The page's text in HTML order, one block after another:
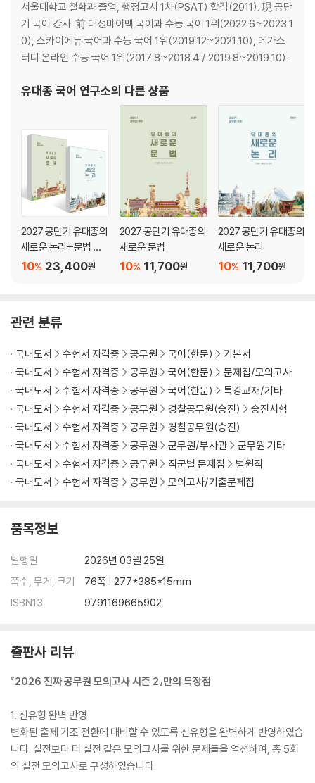
서울대학교 철학과 졸업, 행정고시 1차(PSAT) 합격(2011). 現 공단
기 국어 강사. 前 대성마이맥 국어과 수능 국어 1위(2022.6~2023.1
0), 스카이에듀 국어과 수능 국어 1위(2019.12~2021.10), 메가스
터디 온라인 수능 국어 1위(2017.8~2018.4 / 2019.8~2019.10).
유대종 국어 연구소의 다른 상품
2027 공단기 유대종의
새로운 논리+문법 세
트
23,400원
10%
2027 공단기 유대종의
새로운 문법
11,700원
10%
2027 공단기 유대종의
새로운 논리
11,700원
10%
관련 분류
국내도서 수험서 자격증 공무원 국어(한문)
기본서
국내도서
수험서 자격증 공무원 국어(한문)
문제집/모의고사
국내도서
수험서 자격증 공무원 국어(한문)
특강교재/기타
국내도서
수험서 자격증 공무원 경찰공무원(승진)
승진시험
국내도서
수험서 자격증 공무원
경찰공무원(승진)
국내도서
수험서 자격증 공무원 군무원/부사관
군무원 기타
국내도서
수험서 자격증 공무원 직군별 문제집
법원직
국내도서
수험서 자격증 공무원 모의고사/기출문제집
품목정보
발행일
2026년 03월 25일
쪽수, 무게, 크기
76쪽 | 277*385*15mm
ISBN13
9791169665902
출판사 리뷰
『2026 진짜 공무원 모의고사 시즌 2』만의 특장점
1. 신유형 완벽 반영
변화된 출제 기조 전환에 대비할 수 있도록 신유형을 완벽하게 반영하였습
니다. 실전보다 더 실전 같은 모의고사를 위한 문제들을 엄선하여, 총 5회
의 실전 모의고사로 구성하였습니다.